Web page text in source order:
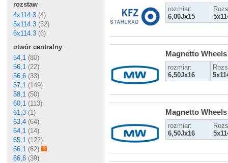
rozstaw
4x114.3 (4)
5x114.3 (52)
6x114.3 (6)
otwór centralny
54,1 (80)
56,1 (22)
56,6 (33)
57,1 (149)
58,1 (50)
60,1 (113)
61,3 (1)
63,4 (64)
64,1 (14)
65,1 (122)
66,1 (62)
66,6 (39)
rozmiar:
6,00Jx15
Magnetto
rozmiar:
6,50Jx16
Magnetto
rozmiar:
6,50Jx16